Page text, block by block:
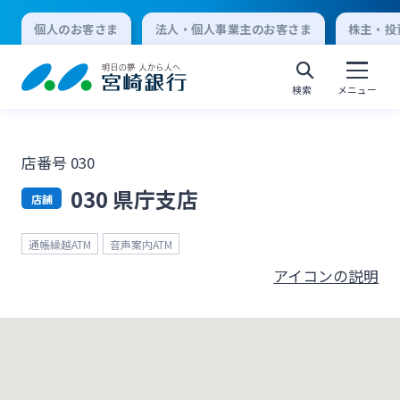
個人のお客さま 法人・個人事業主のお客さま 株主・
検索 メニュー
個人向けインターネットバンキング
ログオン
店番号 030
店舗 030 県庁支店
通帳繰越ATM 音声案内ATM
アイコンの説明